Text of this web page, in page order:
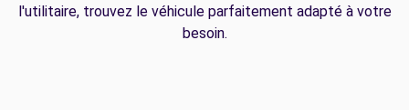
l'utilitaire, trouvez le véhicule parfaitement adapté à votre
besoin.